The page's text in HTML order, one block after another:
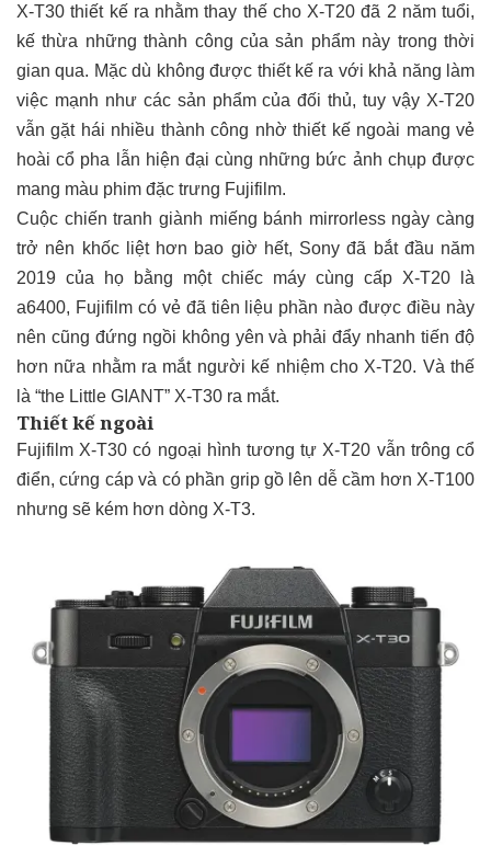
X-T30 thiết kế ra nhằm thay thế cho X-T20 đã 2 năm tuổi,
kế thừa những thành công của sản phẩm này trong thời
gian qua. Mặc dù không được thiết kế ra với khả năng làm
việc mạnh như các sản phẩm của đối thủ, tuy vậy X-T20
vẫn gặt hái nhiều thành công nhờ thiết kế ngoài mang vẻ
hoài cổ pha lẫn hiện đại cùng những bức ảnh chụp được
mang màu phim đặc trưng Fujifilm.
Cuộc chiến tranh giành miếng bánh mirrorless ngày càng
trở nên khốc liệt hơn bao giờ hết, Sony đã bắt đầu năm
2019 của họ bằng một chiếc máy cùng cấp X-T20 là
a6400, Fujifilm có vẻ đã tiên liệu phần nào được điều này
nên cũng đứng ngồi không yên và phải đẩy nhanh tiến độ
hơn nữa nhằm ra mắt người kế nhiệm cho X-T20. Và thế
là “the Little GIANT” X-T30 ra mắt.
Thiết kế ngoài
Fujifilm X-T30 có ngoại hình tương tự X-T20 vẫn trông cổ
điển, cứng cáp và có phần grip gồ lên dễ cầm hơn X-T100
nhưng sẽ kém hơn dòng X-T3.